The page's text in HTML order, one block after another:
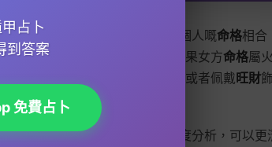
注。紫微課程 入面提到，如果兩個人嘅命格相合
要多花心思經營婚姻。例如，如果女方命格屬
方法，例如選擇合適嘅結婚日子或者佩戴旺財
、生肖、星座同埋
等多角度分析，可以更
占卜
到答案
免費占卜